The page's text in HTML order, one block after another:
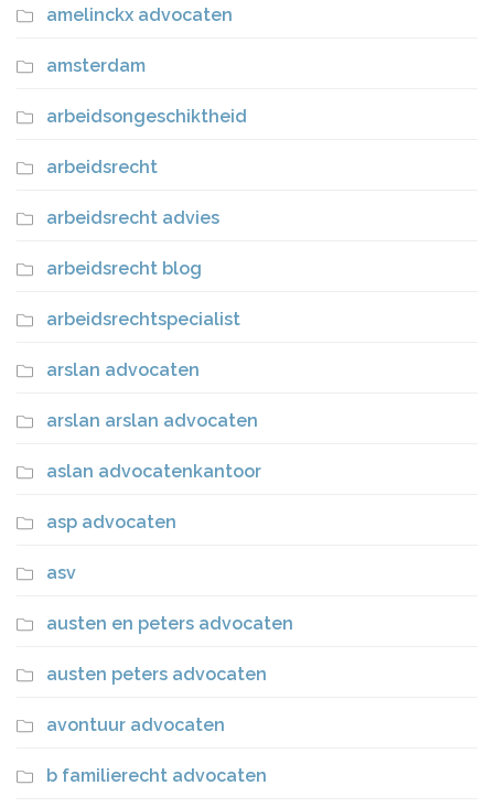
amelinckx advocaten
amsterdam
arbeidsongeschiktheid
arbeidsrecht
arbeidsrecht advies
arbeidsrecht blog
arbeidsrechtspecialist
arslan advocaten
arslan arslan advocaten
aslan advocatenkantoor
asp advocaten
asv
austen en peters advocaten
austen peters advocaten
avontuur advocaten
b familierecht advocaten